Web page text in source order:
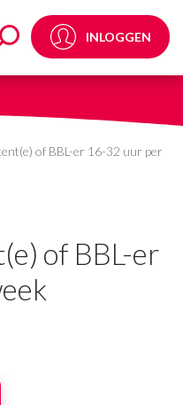
of
INLOGGEN
of BBL-er 16-32 uur per
of BBL-er